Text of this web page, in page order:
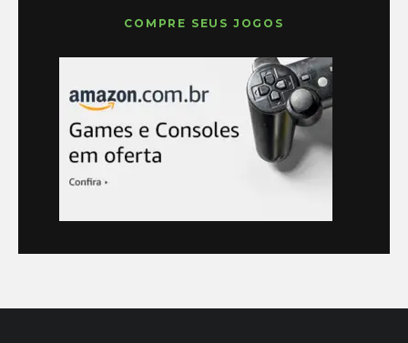
COMPRE SEUS JOGOS